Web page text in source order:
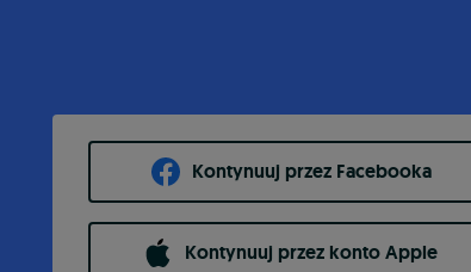
Kontynuuj przez Facebooka
Kontynuuj przez konto Apple